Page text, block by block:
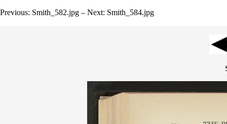
Previous: Smith_582.jpg – Next: Smith_584.jpg